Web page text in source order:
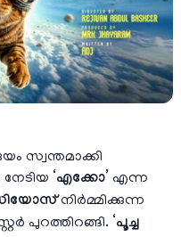
സ്വന്തമാക്കി
എക്കോ’ എന്ന
നിർമ്മിക്കുന്ന
പുറത്തിറങ്ങി. ‘പൂച്ച